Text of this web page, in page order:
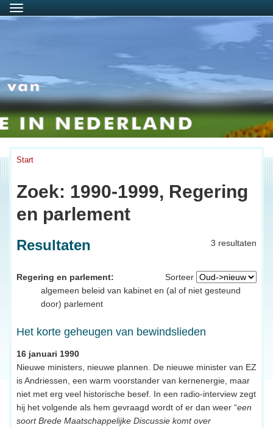
Menu
Start
Zoek: 1990-1999, Regering
en parlement
3 resultaten
Resultaten
Sorteer
Regering en parlement:
algemeen beleid van kabinet en (al of niet gesteund
door) parlement
Het korte geheugen van bewindslieden
16 januari 1990
Nieuwe ministers, nieuwe plannen. De nieuwe minister van EZ
is Andriessen, een warm voorstander van kernenergie, maar
niet met erg veel historische besef. In een radio-interview zegt
hij het volgende als hem gevraagd wordt of er dan weer “een
soort Brede Maatschappelijke Discussie komt over